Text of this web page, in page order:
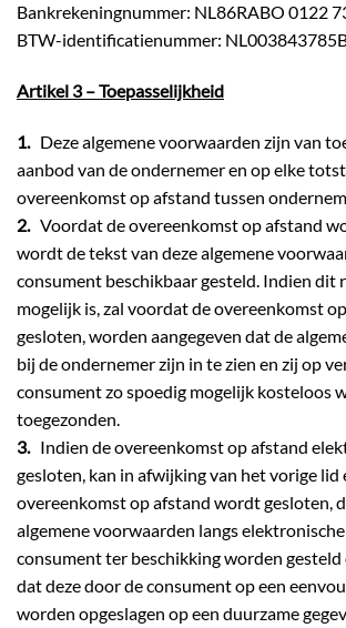
Bankrekeningnummer: NL86RABO 0122
BTW-identificatienummer:
Artikel 3 – Toepasselijkheid
1.Deze algemene voorwaarden zijn van
aanbod van de ondernemer en op elke
overeenkomst op afstand tussen
2.Voordat de overeenkomst op afstand
wordt de tekst van deze algemene
consument beschikbaar gesteld. Indien dit
mogelijk is, zal voordat de overeenkomst
gesloten, worden aangegeven dat de
bij de ondernemer zijn in te zien en zij op
consument zo spoedig mogelijk kosteloos
toegezonden.
3.Indien de overeenkomst op afstand
gesloten, kan in afwijking van het vorige lid
overeenkomst op afstand wordt gesloten,
algemene voorwaarden langs
consument ter beschikking worden gesteld
dat deze door de consument op een
worden opgeslagen op een duurzame